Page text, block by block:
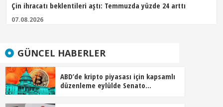
Çin ihracatı beklentileri aştı: Temmuzda yüzde 24 arttı
07.08.2026
GÜNCEL HABERLER
ABD’de kripto piyasası için kapsamlı
düzenleme eylülde Senato